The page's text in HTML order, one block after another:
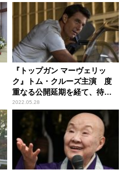
『トップガン マーヴェリッ
ク』トム・クルーズ主演 度
重なる公開延期を経て、待望
のスクリーンへ
2022.05.28